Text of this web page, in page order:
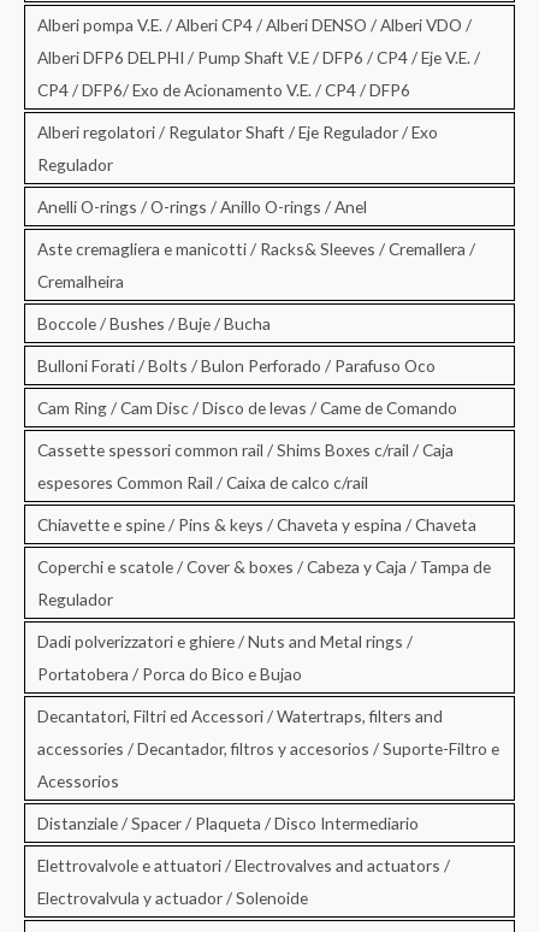
Alberi pompa V.E. / Alberi CP4 / Alberi DENSO / Alberi VDO /
Alberi DFP6 DELPHI / Pump Shaft V.E / DFP6 / CP4 / Eje V.E. /
CP4 / DFP6/ Exo de Acionamento V.E. / CP4 / DFP6
Alberi regolatori / Regulator Shaft / Eje Regulador / Exo
Regulador
Anelli O-rings / O-rings / Anillo O-rings / Anel
Aste cremagliera e manicotti / Racks& Sleeves / Cremallera /
Cremalheira
Boccole / Bushes / Buje / Bucha
Bulloni Forati / Bolts / Bulon Perforado / Parafuso Oco
Cam Ring / Cam Disc / Disco de levas / Came de Comando
Cassette spessori common rail / Shims Boxes c/rail / Caja
espesores Common Rail / Caixa de calco c/rail
Chiavette e spine / Pins & keys / Chaveta y espina / Chaveta
Coperchi e scatole / Cover & boxes / Cabeza y Caja / Tampa de
Regulador
Dadi polverizzatori e ghiere / Nuts and Metal rings /
Portatobera / Porca do Bico e Bujao
Decantatori, Filtri ed Accessori / Watertraps, filters and
accessories / Decantador, filtros y accesorios / Suporte-Filtro e
Acessorios
Distanziale / Spacer / Plaqueta / Disco Intermediario
Elettrovalvole e attuatori / Electrovalves and actuators /
Electrovalvula y actuador / Solenoide